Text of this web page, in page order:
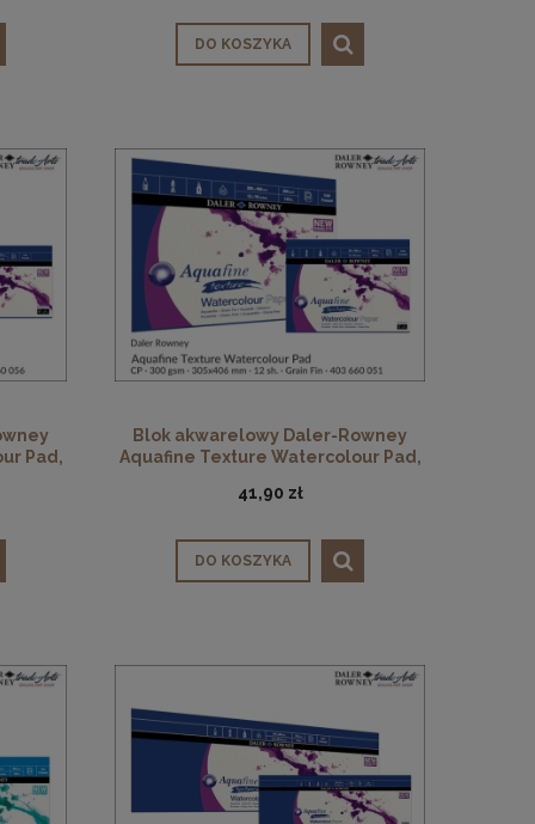
DO KOSZYKA
Pad,
Blok akwarelowy Daler-Rowney
Aquafine Texture Watercolour Pad,
41,90 zł
DO KOSZYKA